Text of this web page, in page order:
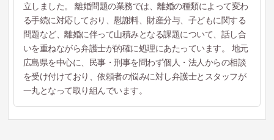
立しました。 離婚問題の業務では、離婚の種類によって変わ
る手続に対応しており、慰謝料、財産分与、子どもに関する
問題など、離婚に伴って山積みとなる課題について、話し合
いを重ねながら弁護士が的確に処理にあたっています。 地元
広島県を中心に、民事・刑事を問わず個人・法人からの相談
を受け付けており、依頼者の悩みに対し弁護士とスタッフが
一丸となって取り組んでいます。